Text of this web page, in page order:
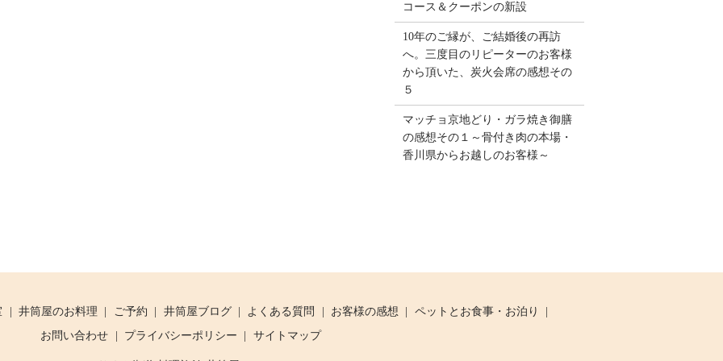
コース＆クーポンの新設
10年のご縁が、ご結婚後の再訪
へ。三度目のリピーターのお客様
から頂いた、炭火会席の感想その
５
マッチョ京地どり・ガラ焼き御膳
の感想その１～骨付き肉の本場・
香川県からお越しのお客様～
井筒屋のお料理 ご予約 井筒屋ブログ よくある質問 お客様の感想
ペットとお食事・お泊り
お問い合わせ
プライバシーポリシー サイトマップ